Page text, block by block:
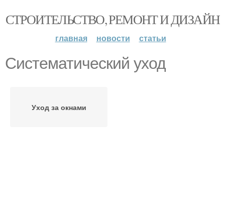
СТРОИТЕЛЬСТВО, РЕМОНТ И ДИЗАЙН
главная новости статьи
Систематический уход
Уход за окнами